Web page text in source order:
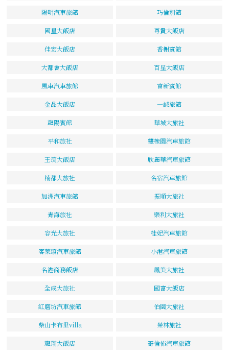
陽明汽車旅館 巧倫別館
國星大飯店 尊貴大飯店
佳宏大飯店 香榭賓館
大都會大飯店 百星大飯店
風車汽車旅館 富新賓館
金品大飯店 一誠旅館
龍陽賓館 華城大旅社
平和旅社 雙橡園汽車旅館
王筑大飯店 欣麗華汽車旅館
楠都大旅社 名宿汽車旅館
加洲汽車旅館 振順大旅社
青海旅社 樂利大旅社
容光大旅社 桂妃汽車旅館
客萊頌汽車旅館 小港汽車旅館
名港商務飯店 鳳美大旅社
全成大旅社 國富大飯店
紅磨坊汽車旅館 伯園大旅社
柴山卡布里villa 榮林旅社
龍翔大飯店 哥倫佈汽車旅館